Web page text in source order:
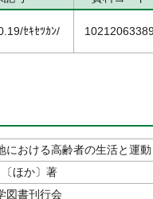
ｾｷｾﾂｶﾝ/
における高齢者の生活と運動
〔ほか〕著
図書刊行会